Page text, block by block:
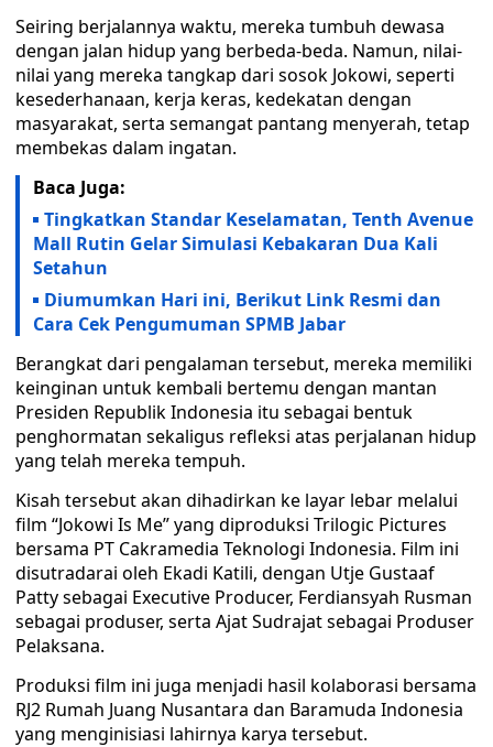
Seiring berjalannya waktu, mereka tumbuh dewasa
dengan jalan hidup yang berbeda-beda. Namun, nilai-
nilai yang mereka tangkap dari sosok Jokowi, seperti
kesederhanaan, kerja keras, kedekatan dengan
masyarakat, serta semangat pantang menyerah, tetap
membekas dalam ingatan.
Baca Juga:
Tingkatkan Standar Keselamatan, Tenth Avenue
Mall Rutin Gelar Simulasi Kebakaran Dua Kali
Setahun
Diumumkan Hari ini, Berikut Link Resmi dan
Cara Cek Pengumuman SPMB Jabar
Berangkat dari pengalaman tersebut, mereka memiliki
keinginan untuk kembali bertemu dengan mantan
Presiden Republik Indonesia itu sebagai bentuk
penghormatan sekaligus refleksi atas perjalanan hidup
yang telah mereka tempuh.
Kisah tersebut akan dihadirkan ke layar lebar melalui
film “Jokowi Is Me” yang diproduksi Trilogic Pictures
bersama PT Cakramedia Teknologi Indonesia. Film ini
disutradarai oleh Ekadi Katili, dengan Utje Gustaaf
Patty sebagai Executive Producer, Ferdiansyah Rusman
sebagai produser, serta Ajat Sudrajat sebagai Produser
Pelaksana.
Produksi film ini juga menjadi hasil kolaborasi bersama
RJ2 Rumah Juang Nusantara dan Baramuda Indonesia
yang menginisiasi lahirnya karya tersebut.